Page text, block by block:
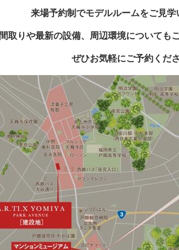
来場予約制でモデルルームをご見学
間取りや最新の設備、周辺環境についても
ぜひお気軽にご予約くだ